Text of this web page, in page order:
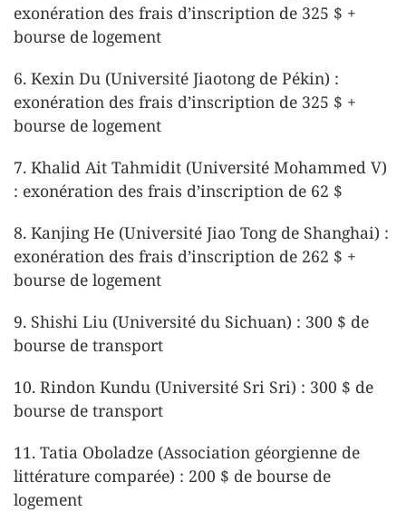
exonération des frais d’inscription de 325 $ +
bourse de logement
6. Kexin Du (Université Jiaotong de Pékin) :
exonération des frais d’inscription de 325 $ +
bourse de logement
7. Khalid Ait Tahmidit (Université Mohammed V)
: exonération des frais d’inscription de 62 $
8. Kanjing He (Université Jiao Tong de Shanghai) :
exonération des frais d’inscription de 262 $ +
bourse de logement
9. Shishi Liu (Université du Sichuan) : 300 $ de
bourse de transport
10. Rindon Kundu (Université Sri Sri) : 300 $ de
bourse de transport
11. Tatia Oboladze (Association géorgienne de
littérature comparée) : 200 $ de bourse de
logement